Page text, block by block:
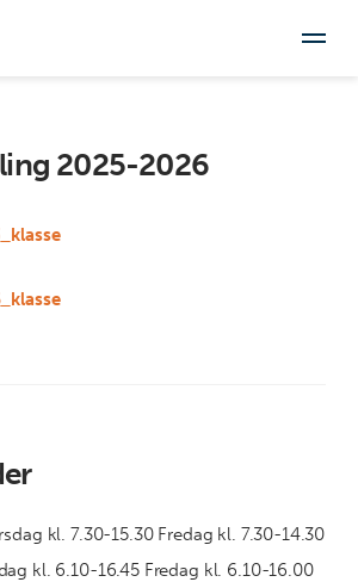
2025-2026
kl. 7.30-15.30 Fredag kl. 7.30-14.30
kl. 6.10-16.45 Fredag kl. 6.10-16.00